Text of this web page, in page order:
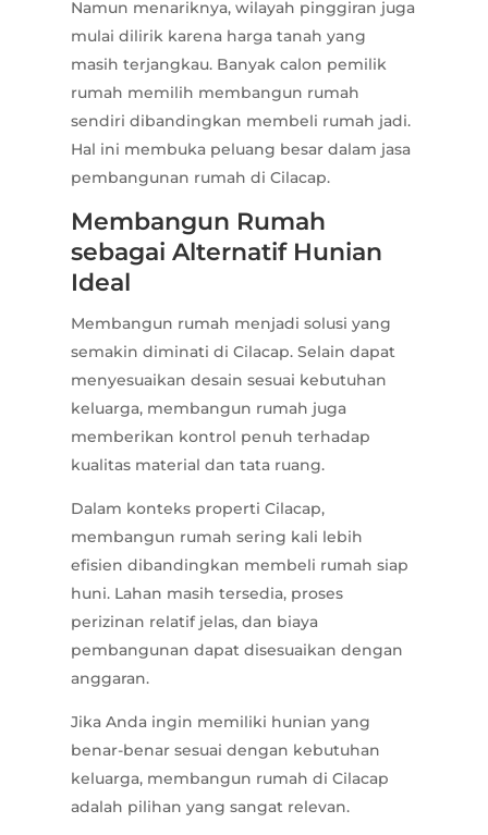
Namun menariknya, wilayah pinggiran juga
mulai dilirik karena harga tanah yang
masih terjangkau. Banyak calon pemilik
rumah memilih membangun rumah
sendiri dibandingkan membeli rumah jadi.
Hal ini membuka peluang besar dalam jasa
pembangunan rumah di Cilacap.
Membangun Rumah
sebagai Alternatif Hunian
Ideal
Membangun rumah menjadi solusi yang
semakin diminati di Cilacap. Selain dapat
menyesuaikan desain sesuai kebutuhan
keluarga, membangun rumah juga
memberikan kontrol penuh terhadap
kualitas material dan tata ruang.
Dalam konteks properti Cilacap,
membangun rumah sering kali lebih
efisien dibandingkan membeli rumah siap
huni. Lahan masih tersedia, proses
perizinan relatif jelas, dan biaya
pembangunan dapat disesuaikan dengan
anggaran.
Jika Anda ingin memiliki hunian yang
benar-benar sesuai dengan kebutuhan
keluarga, membangun rumah di Cilacap
adalah pilihan yang sangat relevan.